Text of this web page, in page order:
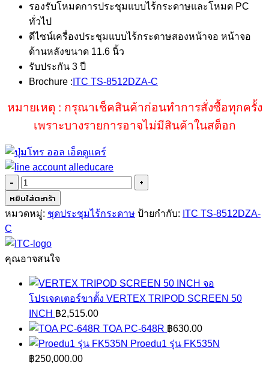
รองรับโหมดการประชุมแบบไร้กระดาษและโหมด PC
ทั่วไป
ดีไซน์เครื่องประชุมแบบไร้กระดาษสองหน้าจอ หน้าจอ
ด้านหลังขนาด 11.6 นิ้ว
รับประกัน 3 ปี
Brochure : ITC TS-8512DZA-C
หมายเหตุ : กรุณาเช็คสินค้าก่อนทำการสั่งซื้อทุกครั้ง
เพราะบางรายการอาจไม่มีสินค้าในสต็อก
จำนวน
ITC
TS-
C
ชิ้น
หยิบใส่ตะกร้า
หมวดหมู่: ชุดประชุมไร้กระดาษ ป้ายกำกับ: ITC TS-8512DZA-
C
คุณอาจสนใจ
จอ
โปรเจคเตอร์ขาตั้ง VERTEX TRIPOD SCREEN 50
INCH ฿2,515.00
TOA PC-648R ฿630.00
Proedu1 รุ่น FK535N
฿250,000.00